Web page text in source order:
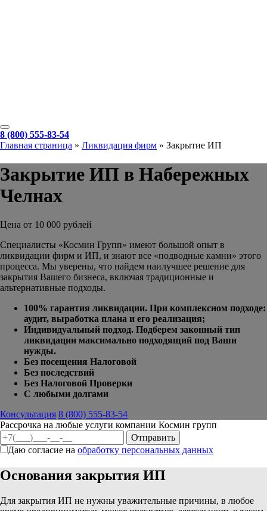
8 (800) 555-83-54
Главная страница » Ликвидация фирм » Закрытие ИП
Закрытие ИП в Набережных
Челнах
Цена от 10 000 рублей
Специалисты «Космин Групп» имеют большой опыт в
ликвидации фирм и ИП, и знают все «подводные камни» этого
процесса. Мы уверены, что найдем наилучшее решение для
закрытия Вашего бизнеса, включая традиционные и
альтернативные подходы.
100% гарантия ликвидации. При комплексном подходе:
аудит, выработка плана и его реализация;
Индивидуальный подход. Подберем законный тип
ликвидации максимально подходящий под Ваши
нужды.
Без посещения Налоговой
Без последствий
Без Налоговой Проверки
С любыми долгами
Консультация 8 (800) 555-83-54
Рассрочка на любые услуги компании Космин групп
Даю согласие на обработку персональных данных
Основания закрытия ИП
Для закрытия ИП не нужны уважительные причины, в любое